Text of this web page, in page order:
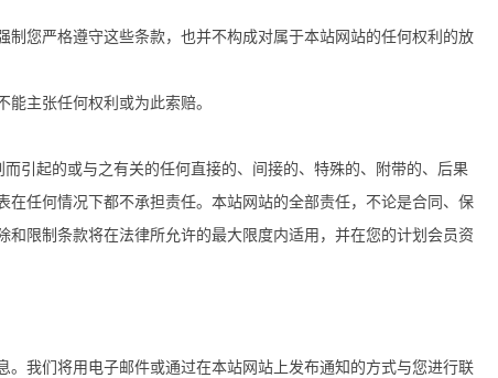
您严格遵守这些条款，也并不构成对属于本站网站的任何权利的放
主张任何权利或为此索赔。
引起的或与之有关的任何直接的、间接的、特殊的、附带的、后果
任何情况下都不承担责任。本站网站的全部责任，不论是合同、保
限制条款将在法律所允许的最大限度内适用，并在您的计划会员资
我们将用电子邮件或通过在本站网站上发布通知的方式与您进行联